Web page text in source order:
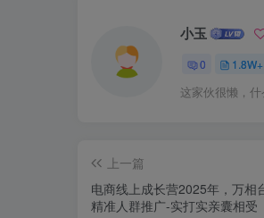
小玉
0 1.8W+
这家伙很懒，
上一篇
电商线上成长营2025年，万相
精准人群推广-实打实亲囊相受